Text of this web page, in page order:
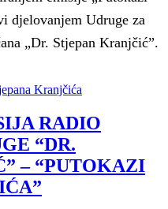
djelovanjem Udruge za
„Dr. Stjepan Kranjčić”.
Kranjčića
RADIO
“DR.
– “PUTOKAZI